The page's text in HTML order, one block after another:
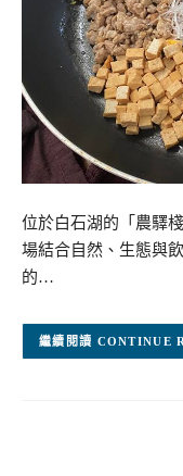
位於白石湖的「農驛
場結合自然、生態與
的…
CONTINUE